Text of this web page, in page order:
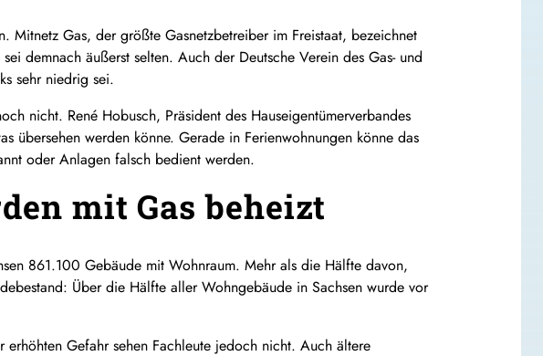
Mitnetz Gas, der größte Gasnetzbetreiber im Freistaat, bezeichnet
demnach äußerst selten. Auch der Deutsche Verein des Gas- und
sehr niedrig sei.
nicht. René Hobusch, Präsident des Hauseigentümerverbandes
übersehen werden könne. Gerade in Ferienwohnungen könne das
oder Anlagen falsch bedient werden.
mit Gas beheizt
861.100 Gebäude mit Wohnraum. Mehr als die Hälfte davon,
Über die Hälfte aller Wohngebäude in Sachsen wurde vor
erhöhten Gefahr sehen Fachleute jedoch nicht. Auch ältere